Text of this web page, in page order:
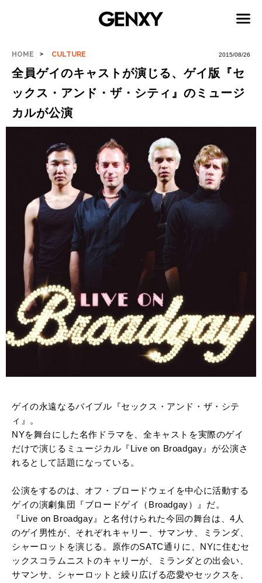
HOME CULTURE 2015/08/26
全員ゲイのキャストが演じる、ゲイ版『セ
ックス・アンド・ザ・シティ』のミュージ
カルが公演
ゲイの永遠なるバイブル『セックス・アンド・ザ・シテ
ィ』。
NYを舞台にした名作ドラマを、全キャストを実際のゲイ
だけで演じるミュージカル『Live on Broadgay』が公演さ
れるとして話題になっている。
公演をするのは、オフ・ブロードウェイを中心に活動する
ゲイの演劇集団『ブロードゲイ（Broadgay）』だ。
『Live on Broadgay』と名付けられた今回の舞台は、4人
のゲイ男性が、それぞれキャリー、サマンサ、ミランダ、
シャーロットを演じる。原作のSATC通りに、NYに住むセ
ックスコラムニストのキャリーが、ミランダとの出会い、
サマンサ、シャーロットと繰り広げる恋愛やセックスを、